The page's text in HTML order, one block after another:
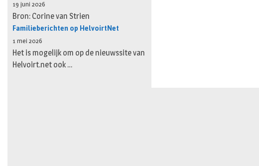
19 juni 2026
Bron: Corine van Strien
Familieberichten op HelvoirtNet
1 mei 2026
Het is mogelijk om op de nieuwssite van
Helvoirt.net ook …